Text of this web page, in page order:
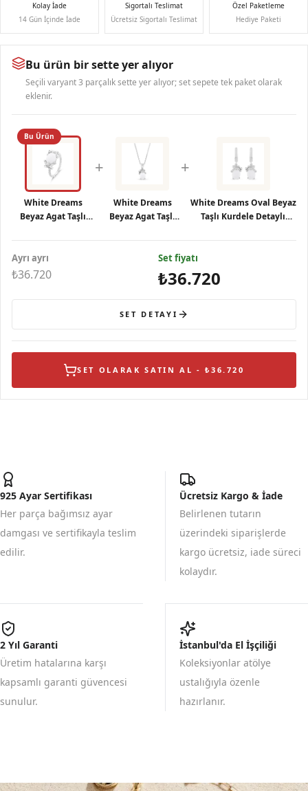
Kolay İade
14 Gün İçinde İade
Sigortalı Teslimat
Ücretsiz Sigortalı Teslimat
Özel Paketleme
Hediye Paketi
Bu ürün bir sette yer alıyor
Seçili varyant 3 parçalık sette yer alıyor; set sepete tek paket olarak
eklenir.
Bu Ürün
White Dreams
Beyaz Agat Taşlı
+
White Dreams
Beyaz Agat Taşlı
+
White Dreams Oval Beyaz
Taşlı Kurdele Detaylı
Ayrı ayrı
₺36.720
Set fiyatı
₺36.720
SET DETAYI
SET OLARAK SATIN AL - ₺36.720
925 Ayar Sertifikası
Her parça bağımsız ayar
damgası ve sertifikayla teslim
edilir.
Ücretsiz Kargo & İade
Belirlenen tutarın
üzerindeki siparişlerde
kargo ücretsiz, iade süreci
kolaydır.
2 Yıl Garanti
Üretim hatalarına karşı
kapsamlı garanti güvencesi
sunulur.
İstanbul'da El İşçiliği
Koleksiyonlar atölye
ustalığıyla özenle
hazırlanır.